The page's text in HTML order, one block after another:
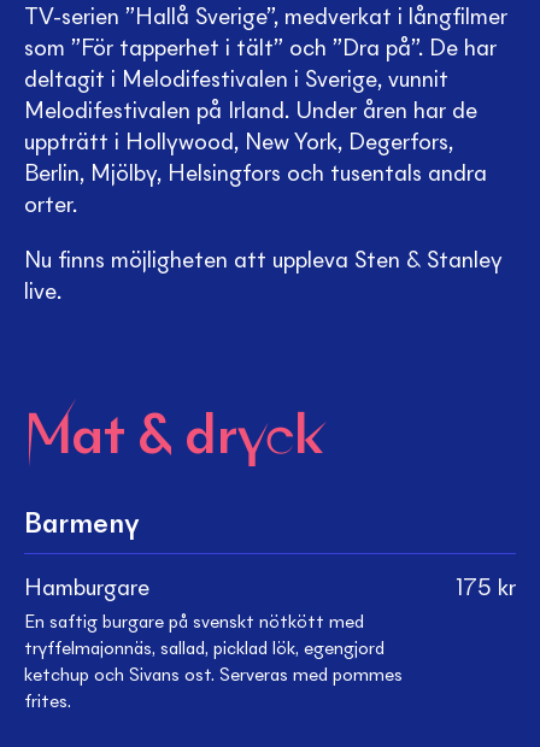
TV-serien ”Hallå Sverige”, medverkat i långfilmer
som ”För tapperhet i tält” och ”Dra på”. De har
deltagit i Melodifestivalen i Sverige, vunnit
Melodifestivalen på Irland. Under åren har de
uppträtt i Hollywood, New York, Degerfors,
Berlin, Mjölby, Helsingfors och tusentals andra
orter.
Nu finns möjligheten att uppleva Sten & Stanley
live.
Mat & dryck
Barmeny
Hamburgare 175 kr
En saftig burgare på svenskt nötkött med
tryffelmajonnäs, sallad, picklad lök, egengjord
ketchup och Sivans ost. Serveras med pommes
frites.